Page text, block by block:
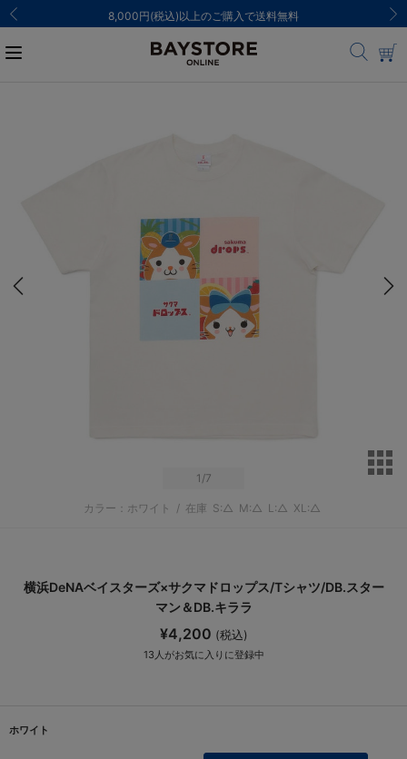
8,000円(税込)以上のご購入で送料無料
1 /7
カラー：ホワイト / 在庫 S:△ M:△ L:△ XL:△
横浜DeNAベイスターズ×サクマドロップス/Tシャツ/DB.スター
マン＆DB.キララ
¥4,200 (税込)
13 人がお気に入りに登録中
ホワイト